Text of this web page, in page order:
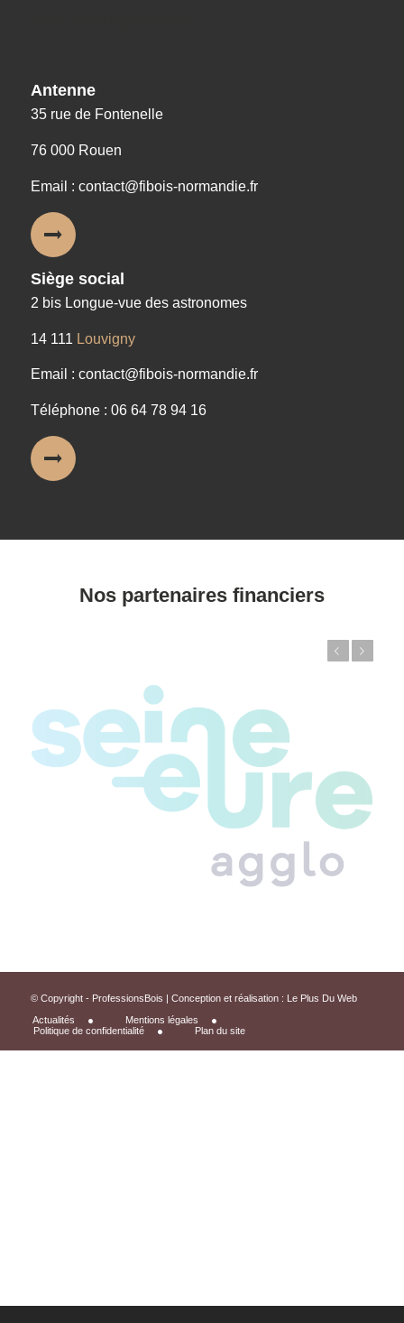
Antenne
35 rue de Fontenelle
76 000 Rouen
Email : contact@fibois-normandie.fr
Siège social
2 bis Longue-vue des astronomes
14 111 Louvigny
Email : contact@fibois-normandie.fr
Téléphone : 06 64 78 94 16
Nos partenaires financiers
© Copyright - ProfessionsBois | Conception et réalisation : Le Plus Du Web
Actualités
Mentions légales
Politique de confidentialité
Plan du site